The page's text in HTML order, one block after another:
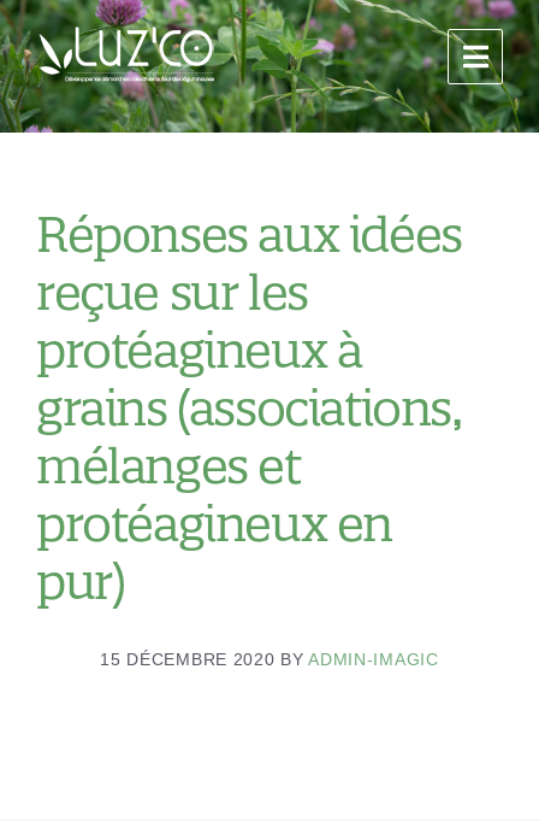
Réponses aux idées
reçue sur les
protéagineux à
grains (associations,
mélanges et
protéagineux en
pur)
15 DÉCEMBRE 2020 BYADMIN-IMAGIC